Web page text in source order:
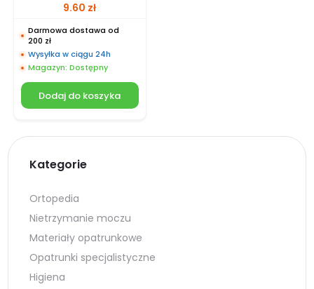
9.60 zł
Darmowa dostawa od
200 zł
Wysyłka w ciągu 24h
Magazyn: Dostępny
Dodaj do koszyka
Kategorie
Ortopedia
Nietrzymanie moczu
Materiały opatrunkowe
Opatrunki specjalistyczne
Higiena